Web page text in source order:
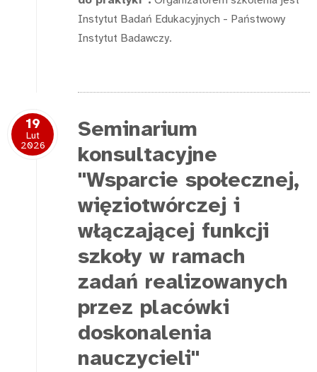
Instytut Badań Edukacyjnych - Państwowy
Instytut Badawczy.
19
Lut
2026
Seminarium
konsultacyjne
"Wsparcie społecznej,
więziotwórczej i
włączającej funkcji
szkoły w ramach
zadań realizowanych
przez placówki
doskonalenia
nauczycieli"